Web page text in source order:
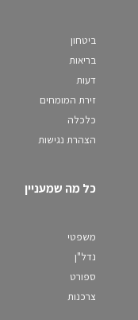
ביטחון
בריאות
דעות
זירת המומחים
כלכלה
הצהרת נגישות
כל מה שמעניין
משפטי
נדל"ן
ספורט
צרכנות